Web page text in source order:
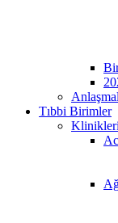
Tıbbi Birimler